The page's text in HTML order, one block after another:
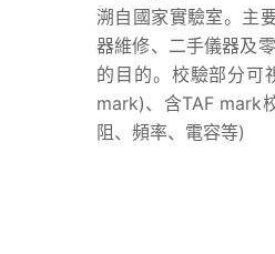
溯自國家實驗室。主
器維修、二手儀器及
的目的。校驗部分可
mark)、含TAF mark
阻、頻率、電容等)